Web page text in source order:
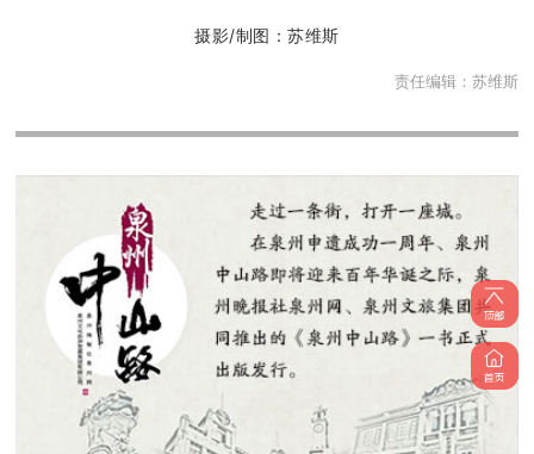
摄影/制图：苏维斯
责任编辑： 苏维斯